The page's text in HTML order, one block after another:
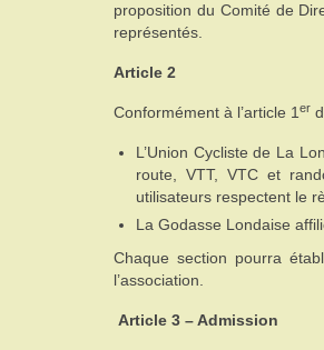
proposition du Comité de
représentés.
Article 2
Conformément à l’article 1 er
L’Union Cycliste de La
route, VTT, VTC et
utilisateurs respectent le
La Godasse Londaise
Chaque section pourra
l’association.
Article 3 – Admission